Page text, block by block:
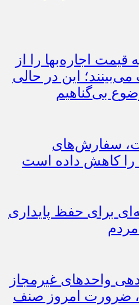
اجاره‌بها را از
این در حالی
بی‌گناهیم
سفارش‌های
را کاهش داده است
برای حفظ پایداری
واحدهای غیرمجاز
ضرورت امروز صنف